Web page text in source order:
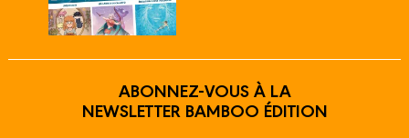
ABONNEZ-VOUS À LA
NEWSLETTER BAMBOO ÉDITION